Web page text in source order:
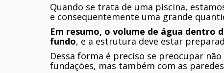
Quando se trata de uma piscina,
e consequentemente uma grande
Em resumo, o volume de água dentro
fundo, e a estrutura deve estar
Dessa forma é preciso se preocupar
fundações, mas também com as